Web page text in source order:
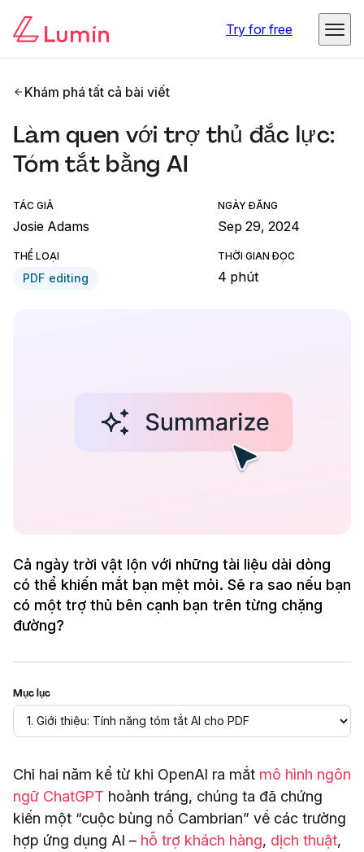
Try for free
Khám phá tất cả bài viết
Làm quen với trợ thủ đắc lực:
Tóm tắt bằng AI
TÁC GIẢ
Josie Adams
NGÀY ĐĂNG
Sep 29, 2024
THỂ LOẠI
PDF editing
THỜI GIAN ĐỌC
4 phút
Cả ngày trời vật lộn với những tài liệu dài dòng
có thể khiến mắt bạn mệt mỏi. Sẽ ra sao nếu bạn
có một trợ thủ bên cạnh bạn trên từng chặng
đường?
Mục lục
Chỉ hai năm kể từ khi OpenAI ra mắt mô hình ngôn
ngữ ChatGPT hoành tráng, chúng ta đã chứng
kiến một “cuộc bùng nổ Cambrian” về các trường
hợp ứng dụng AI – hỗ trợ khách hàng, dịch thuật,